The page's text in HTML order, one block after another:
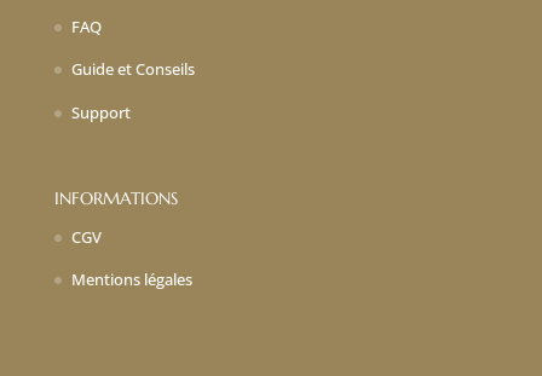
FAQ
Guide et Conseils
Support
INFORMATIONS
CGV
Mentions légales